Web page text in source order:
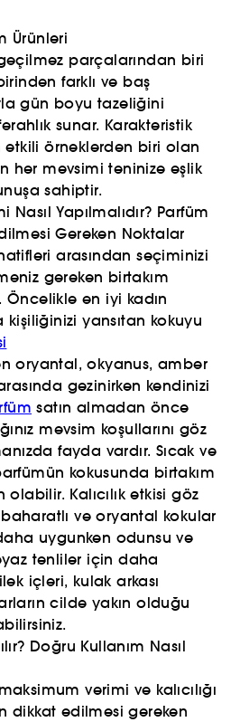
Ürünleri
parçalarından biri
farklı ve baş
gün boyu tazeliğini
sunar. Karakteristik
etkili örneklerden biri olan
her mevsimi teninize eşlik
sahiptir.
Nasıl Yapılmalıdır? Parfüm
Gereken Noktalar
arasından seçiminizi
gereken birtakım
en iyi kadın
kişiliğinizi yansıtan kokuyu
oryantal, okyanus, amber
gezinirken kendinizi
satın almadan önce
mevsim koşullarını göz
fayda vardır. Sıcak ve
kokusunda birtakım
Kalıcılık etkisi göz
ve oryantal kokular
uygunken odunsu ve
tenliler için daha
içleri, kulak arkası
cilde yakın olduğu
Doğru Kullanım Nasıl
verimi ve kalıcılığı
dikkat edilmesi gereken